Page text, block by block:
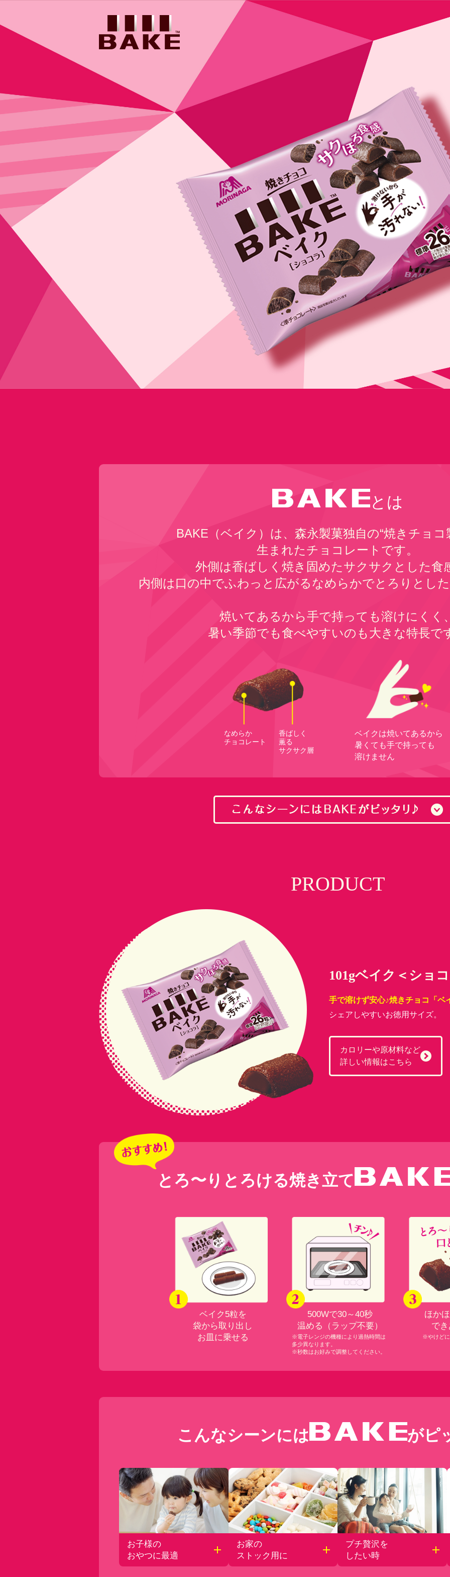
とは
BAKE（ベイク）は、森永製菓独自の“焼きチョコ
生まれたチョコレートです。
外側は香ばしく焼き固めたサクサクとした食
内側は口の中でふわっと広がるなめらかでとろりとした
焼いてあるから手で持っても溶けにくく、
暑い季節でも食べやすいのも大きな特長で
なめらか
チョコレート
香ばしく
薫る
サクサク層
ベイクは焼いてあるから
暑くても手で持っても
溶けません
PRODUCT
101gベイク＜ショ
手で溶けず安心♪焼きチョコ「ベ
シェアしやすいお徳用サイズ。
カロリーや原材料など
詳しい情報はこちら
とろ〜りとろける焼き立て
ベイク5粒を
袋から取り出し
お皿に乗せる
500Wで30～40秒
温める（ラップ不要）
※電子レンジの機種により過熱時間は
多少異なります。
※秒数はお好みで調整してください。
ほか
でき
※やけど
こんなシーンには がピ
お子様の
おやつに最適
開く
お家の
ストック用に
開く
プチ贅沢を
したい時